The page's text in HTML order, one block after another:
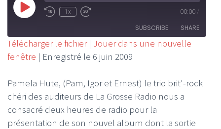
Play
EpisodeRewind
Seconds
1x
Fast
30
seconds
00:00 /
SUBSCRIBE SHARE
RSS FEED
SHARE
EMBED
Télécharger le fichier| Jouer dans une nouvelle
fenêtre | Enregistré le 6 juin 2009
Pamela Hute, (Pam, Igor et Ernest) le trio brit'-rock
chéri des auditeurs de La Grosse Radio nous a
consacré deux heures de radio pour la
présentation de son nouvel album dont la sortie